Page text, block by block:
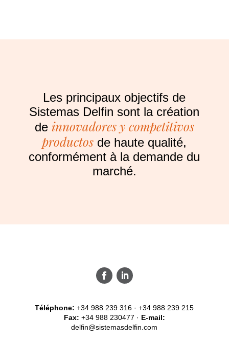
Les principaux objectifs de
Sistemas Delfin sont la création
de innovadores y competitivos
productos de haute qualité,
conformément à la demande du
marché.
Téléphone: +34 988 239 316 · +34 988 239 215
Fax: +34 988 230477 · E-mail:
delfin@sistemasdelfin.com